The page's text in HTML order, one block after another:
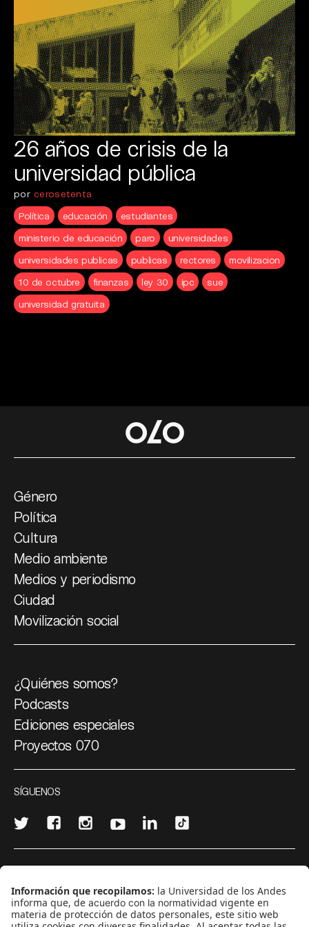
26 años de crisis de la
universidad pública
por cerosetenta
Política
educación
estudiantes
ministerio de educación
paro
universidades
universidades publicas
publicas rectores
movilizacion
10 de octubre
finanzas ley 30 ipc
sue
universidad gratuita
Género
Política
Cultura
Medio ambiente
Medios y periodismo
Ciudad
Movilización social
¿Quiénes somos?
Podcasts
Ediciones especiales
Proyectos 070
SÍGUENOS
CONTÁCTANOS